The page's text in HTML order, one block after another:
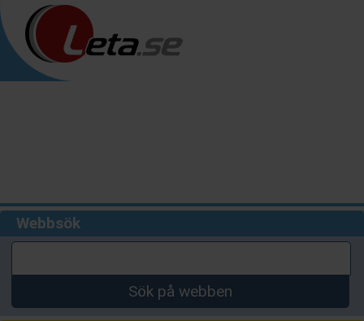
Webbsök
Sök på webben